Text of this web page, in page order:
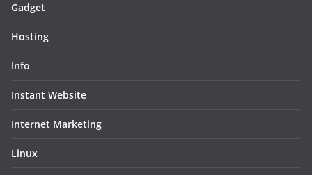
Gadget
Hosting
Info
Instant Website
Internet Marketing
Linux